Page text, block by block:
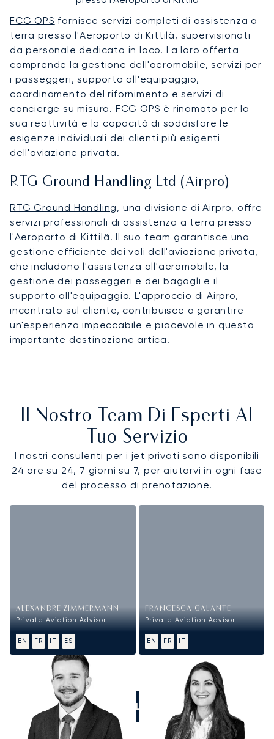
FCG OPS fornisce servizi completi di assistenza a
terra presso l'Aeroporto di Kittilä, supervisionati
da personale dedicato in loco. La loro offerta
comprende la gestione dell'aeromobile, servizi per
i passeggeri, supporto all'equipaggio,
coordinamento del rifornimento e servizi di
concierge su misura. FCG OPS è rinomato per la
sua reattività e la capacità di soddisfare le
esigenze individuali dei clienti più esigenti
dell'aviazione privata.
RTG Ground Handling Ltd (Airpro)
RTG Ground Handling, una divisione di Airpro, offre
servizi professionali di assistenza a terra presso
l'Aeroporto di Kittilä. Il suo team garantisce una
gestione efficiente dei voli dell'aviazione privata,
che includono l'assistenza all'aeromobile, la
gestione dei passeggeri e dei bagagli e il
supporto all'equipaggio. L'approccio di Airpro,
incentrato sul cliente, contribuisce a garantire
un'esperienza impeccabile e piacevole in questa
importante destinazione artica.
Il Nostro Team Di Esperti Al
Tuo Servizio
I nostri consulenti per i jet privati sono disponibili
24 ore su 24, 7 giorni su 7, per aiutarvi in ogni fase
del processo di prenotazione.
ALEXANDRE ZIMMERMANN
Private Aviation Advisor
EN FR IT ES
FRANCESCA GALANTE
Private Aviation Advisor
EN FR IT
CALL US